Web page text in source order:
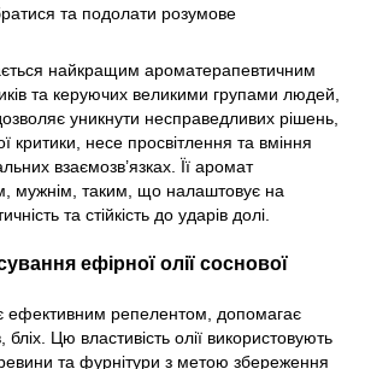
та подолати розумове
найкращим ароматерапевтичним
та керуючих великими групами людей,
уникнути несправедливих рішень,
критики, несе просвітлення та вміння
взаємозв’язках. Її аромат
мужнім, таким, що налаштовує на
та стійкість до ударів долі.
ефірної олії соснової
ефективним репелентом, допомагає
бліх. Цю властивість олії використовують
та фурнітури з метою збереження